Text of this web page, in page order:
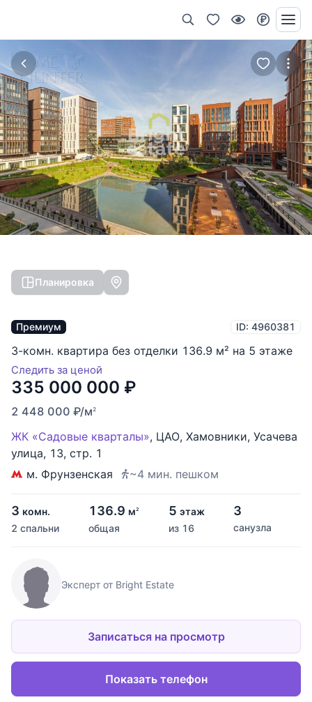
Планировка
Премиум ID: 4960381
3-комн. квартира без отделки 136.9 м² на 5 этаже
Следить за ценой
335 000 000 ₽
2 448 000 ₽/м2
ЖК «Садовые кварталы», ЦАО, Хамовники, Усачева
улица, 13, стр. 1
м. Фрунзенская
~4 мин. пешком
3 комн.
2 спальни
136.9 м2
общая
5 этаж
из 16
3
санузла
Эксперт от Bright Estate
Записаться на просмотр
Показать телефон